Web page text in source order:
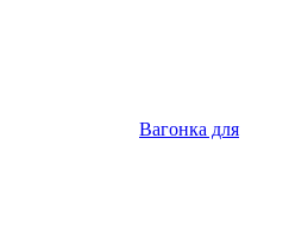
Вагонка для